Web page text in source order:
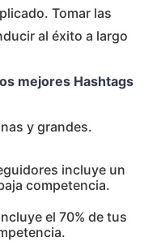
Tomar las
al éxito a largo
mejores Hashtags
y grandes.
incluye un
competencia.
el 70% de tus